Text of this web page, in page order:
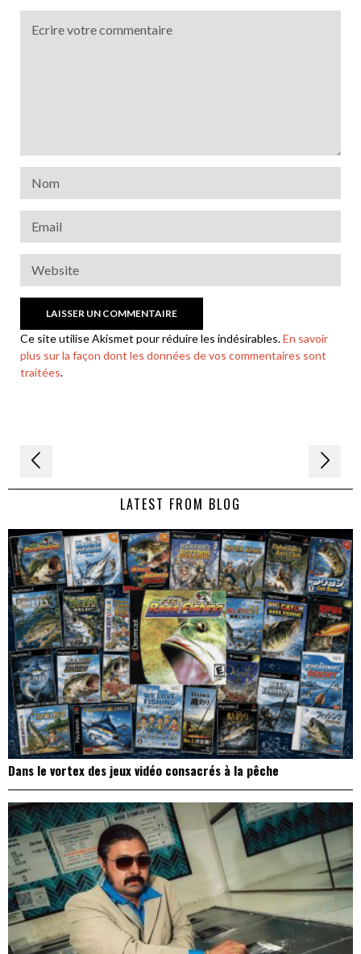
Ce site utilise Akismet pour réduire les indésirables.En savoir
plus sur la façon dont les données de vos commentaires sont
traitées.
Navigation
de LATEST FROM BLOG
Dans le vortex des jeux vidéo consacrés à la pêche